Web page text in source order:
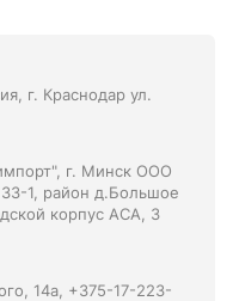
г. Краснодар ул.
г. Минск ООО
1, район д.Большое
корпус АСА, 3
14а, +375-17-223-